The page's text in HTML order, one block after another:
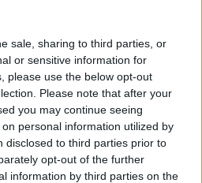
sale, sharing to third parties, or
or sensitive information for
please use the below opt-out
Please note that after your
you may continue seeing
personal information utilized by
disclosed to third parties prior to
opt-out of the further
information by third parties on the
τους G7 δύο φορές.
περίεργο?